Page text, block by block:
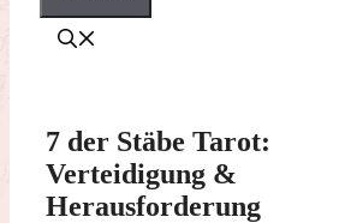
7 der Stäbe Tarot:
Verteidigung &
Herausforderung